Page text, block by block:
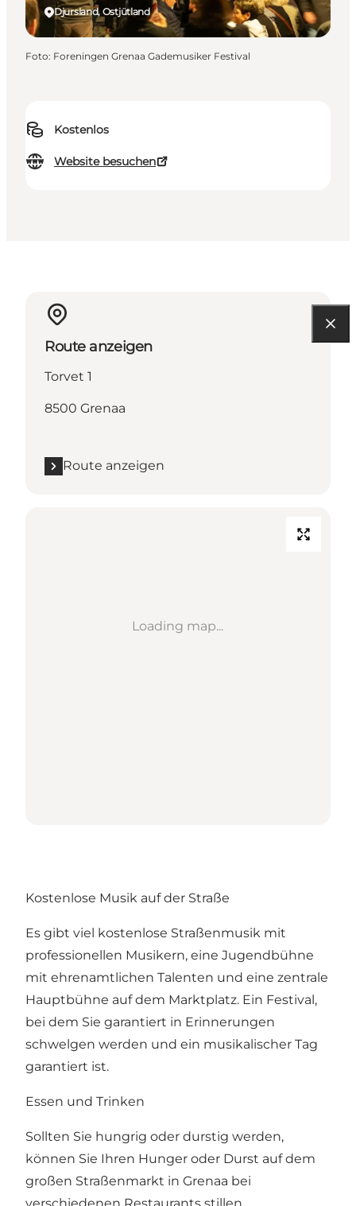
Kostenlos
Website besuchen
Djursland, Ostjütland
Foto: Foreningen Grenaa Gademusiker Festival
Route anzeigen
Torvet 1
8500 Grenaa
Route anzeigen
Loading map...
Kostenlose Musik auf der Straße
Es gibt viel kostenlose Straßenmusik mit
professionellen Musikern, eine Jugendbühne
mit ehrenamtlichen Talenten und eine zentrale
Hauptbühne auf dem Marktplatz. Ein Festival,
bei dem Sie garantiert in Erinnerungen
schwelgen werden und ein musikalischer Tag
garantiert ist.
Essen und Trinken
Sollten Sie hungrig oder durstig werden,
können Sie Ihren Hunger oder Durst auf dem
großen Straßenmarkt in Grenaa bei
verschiedenen Restaurants stillen.